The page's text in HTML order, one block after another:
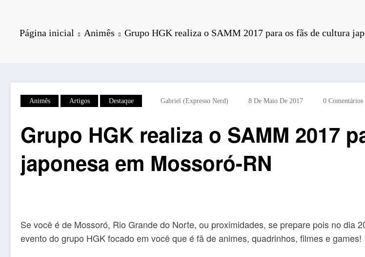
Página inicial Animês Grupo HGK realiza o SAMM 2017 para os fãs de cultura
Animês Artigos Destaque Gabriel (Expresso Nerd) 8 De Maio De 2017 0 Comentários
Grupo HGK realiza o SAMM 2017
japonesa em Mossoró-RN
Se você é de Mossoró, Rio Grande do Norte, ou proximidades, se prepare pois no dia
evento do grupo HGK focado em você que é fã de animes, quadrinhos, filmes e games!